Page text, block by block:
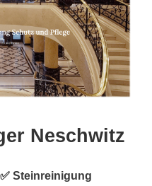
Neschwitz
Steinreinigung